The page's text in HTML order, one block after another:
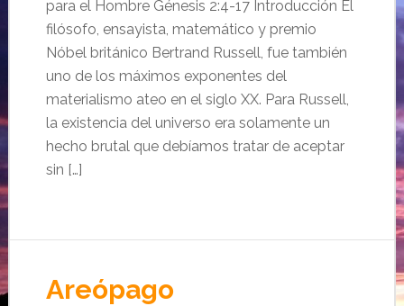
para el Hombre Génesis 2:4-17 Introducción El
filósofo, ensayista, matemático y premio
Nóbel británico Bertrand Russell, fue también
uno de los máximos exponentes del
materialismo ateo en el siglo XX. Para Russell,
la existencia del universo era solamente un
hecho brutal que debíamos tratar de aceptar
sin […]
Areópago